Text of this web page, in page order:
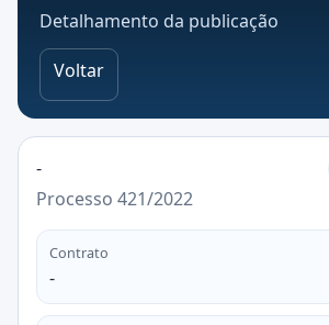
Detalhamento da publicação
Voltar
-
Processo 421/2022
Contrato
-